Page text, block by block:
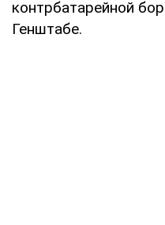
контрбатарейной
Генштабе.